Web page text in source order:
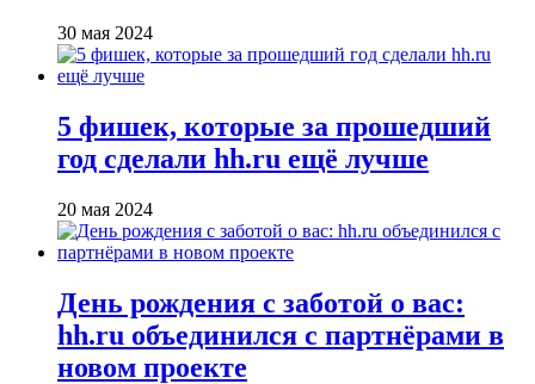
30 мая 2024
5 фишек, которые за прошедший
год сделали hh.ru ещё лучше
20 мая 2024
День рождения с заботой о вас:
hh.ru объединился с партнёрами в
новом проекте